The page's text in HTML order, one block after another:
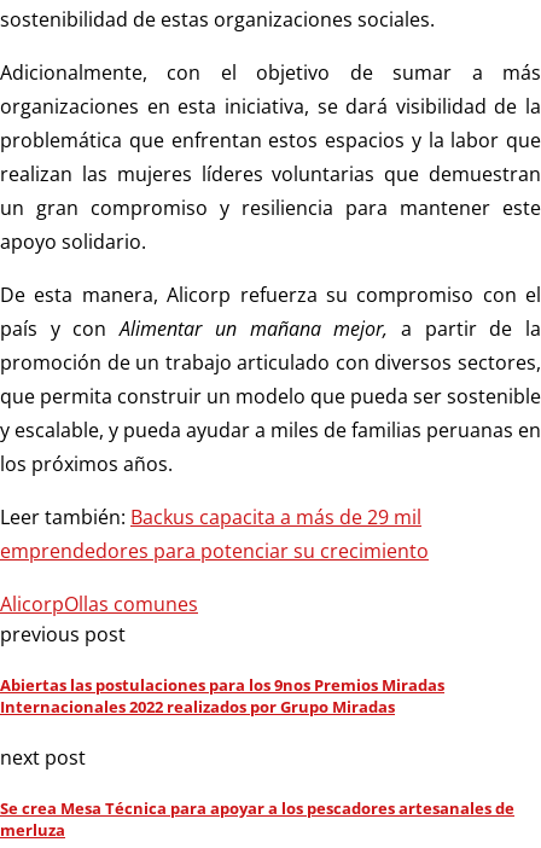
sostenibilidad de estas organizaciones sociales.
Adicionalmente, con el objetivo de sumar a más
organizaciones en esta iniciativa, se dará visibilidad de la
problemática que enfrentan estos espacios y la labor que
realizan las mujeres líderes voluntarias que demuestran
un gran compromiso y resiliencia para mantener este
apoyo solidario.
De esta manera, Alicorp refuerza su compromiso con el
país y conAlimentar un mañana mejor, a partir de la
promoción de un trabajo articulado con diversos sectores,
que permita construir un modelo que pueda ser sostenible
y escalable, y pueda ayudar a miles de familias peruanas en
los próximos años.
Leer también: Backus capacita a más de 29 mil
emprendedores para potenciar su crecimiento
AlicorpOllas comunes
previous post
Abiertas las postulaciones para los 9nos Premios Miradas
Internacionales 2022 realizados por Grupo Miradas
next post
Se crea Mesa Técnica para apoyar a los pescadores artesanales de
merluza